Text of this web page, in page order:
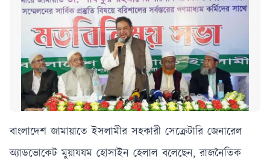
বাংলাদেশ জামায়াতে ইসলামীর সহকারী সেক্রেটারি জেনারেল
অ্যাডভোকেট মুয়াযযম হোসাইন হেলাল বলেছেন, রাজনৈতিক